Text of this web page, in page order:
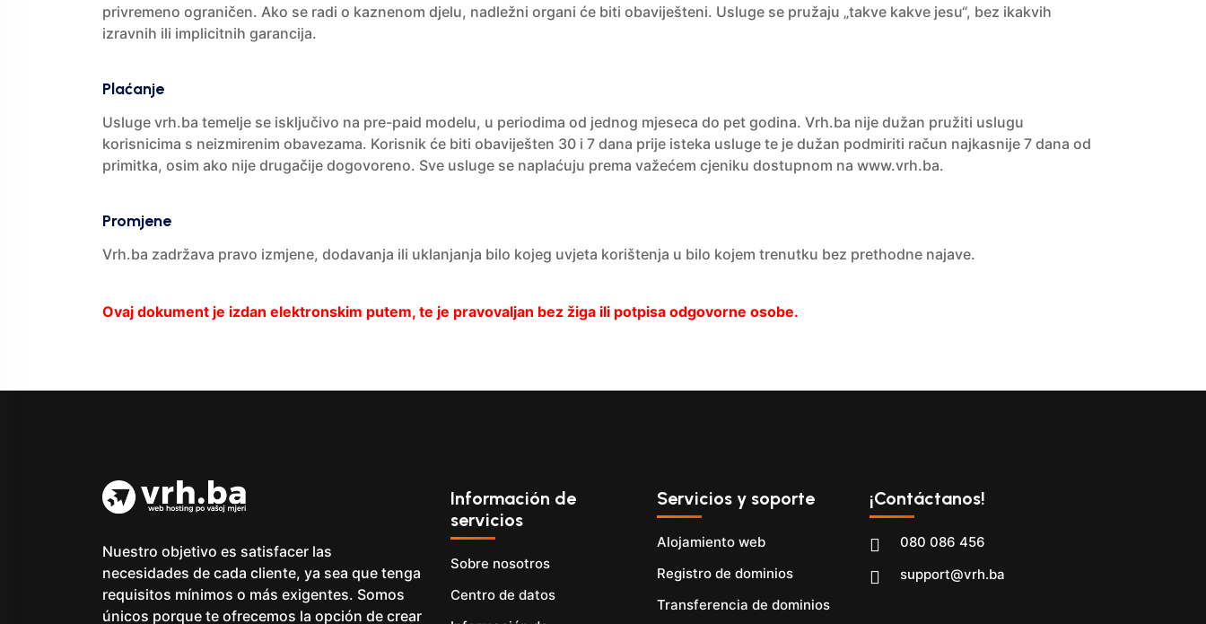
privremeno ograničen. Ako se radi o kaznenom djelu, nadležni organi će biti obaviješteni. Usluge se pružaju „takve kakve jesu“, bez ikakvih
izravnih ili implicitnih garancija.
Plaćanje
Usluge vrh.ba temelje se isključivo na pre-paid modelu, u periodima od jednog mjeseca do pet godina. Vrh.ba nije dužan pružiti uslugu
korisnicima s neizmirenim obavezama. Korisnik će biti obaviješten 30 i 7 dana prije isteka usluge te je dužan podmiriti račun najkasnije 7 dana od
primitka, osim ako nije drugačije dogovoreno. Sve usluge se naplaćuju prema važećem cjeniku dostupnom na www.vrh.ba.
Promjene
Vrh.ba zadržava pravo izmjene, dodavanja ili uklanjanja bilo kojeg uvjeta korištenja u bilo kojem trenutku bez prethodne najave.
Ovaj dokument je izdan elektronskim putem, te je pravovaljan bez žiga ili potpisa odgovorne osobe.
Nuestro objetivo es satisfacer las
necesidades de cada cliente, ya sea que tenga
requisitos mínimos o más exigentes. Somos
únicos porque te ofrecemos la opción de crear
Información de
servicios
Sobre nosotros
Centro de datos
Servicios y soporte
Alojamiento web
Registro de dominios
Transferencia de dominios
¡Contáctanos!
080 086 456
support@vrh.ba